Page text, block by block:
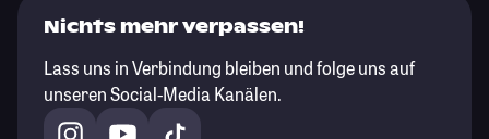
Nichts mehr verpassen!
Lass uns in Verbindung bleiben und folge uns auf
unseren Social-Media Kanälen.